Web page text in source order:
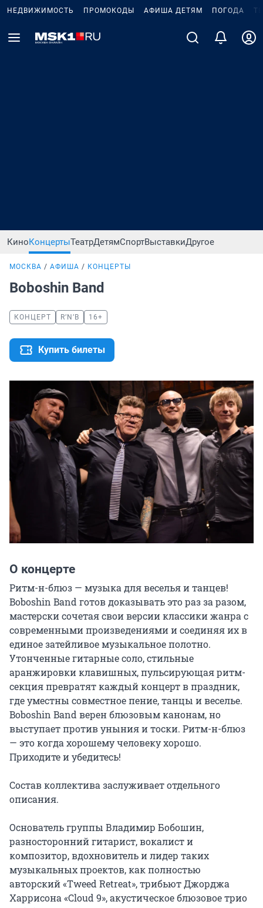
НЕДВИЖИМОСТЬ ПРОМОКОДЫ АФИША ДЕТЯМ ПОГОДА
КиноКонцертыТеатрДетямСпортВыставкиДругое
МОСКВА АФИША КОНЦЕРТЫ
Boboshin Band
КОНЦЕРТ R’N’B 16+
Купить билеты
О концерте
Ритм-н-блюз — музыка для веселья и танцев!
Boboshin Band готов доказывать это раз за разом,
мастерски сочетая свои версии классики жанра с
современными произведениями и соединяя их в
единое затейливое музыкальное полотно.
Утонченные гитарные соло, стильные
аранжировки клавишных, пульсирующая ритм-
секция превратят каждый концерт в праздник,
где уместны совместное пение, танцы и веселье.
Boboshin Band верен блюзовым канонам, но
выступает против уныния и тоски. Ритм-н-блюз
— это когда хорошему человеку хорошо.
Приходите и убедитесь!
Состав коллектива заслуживает отдельного
описания.
Основатель группы Владимир Бобошин,
разносторонний гитарист, вокалист и
композитор, вдохновитель и лидер таких
музыкальных проектов, как полностью
авторский «Tweed Retreat», трибьют Джорджа
Харрисона «Cloud 9», акустическое блюзовое трио